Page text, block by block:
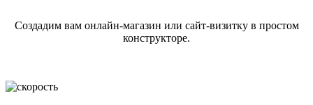
Создадим вам онлайн-магазин или сайт-визитку в простом
конструкторе.